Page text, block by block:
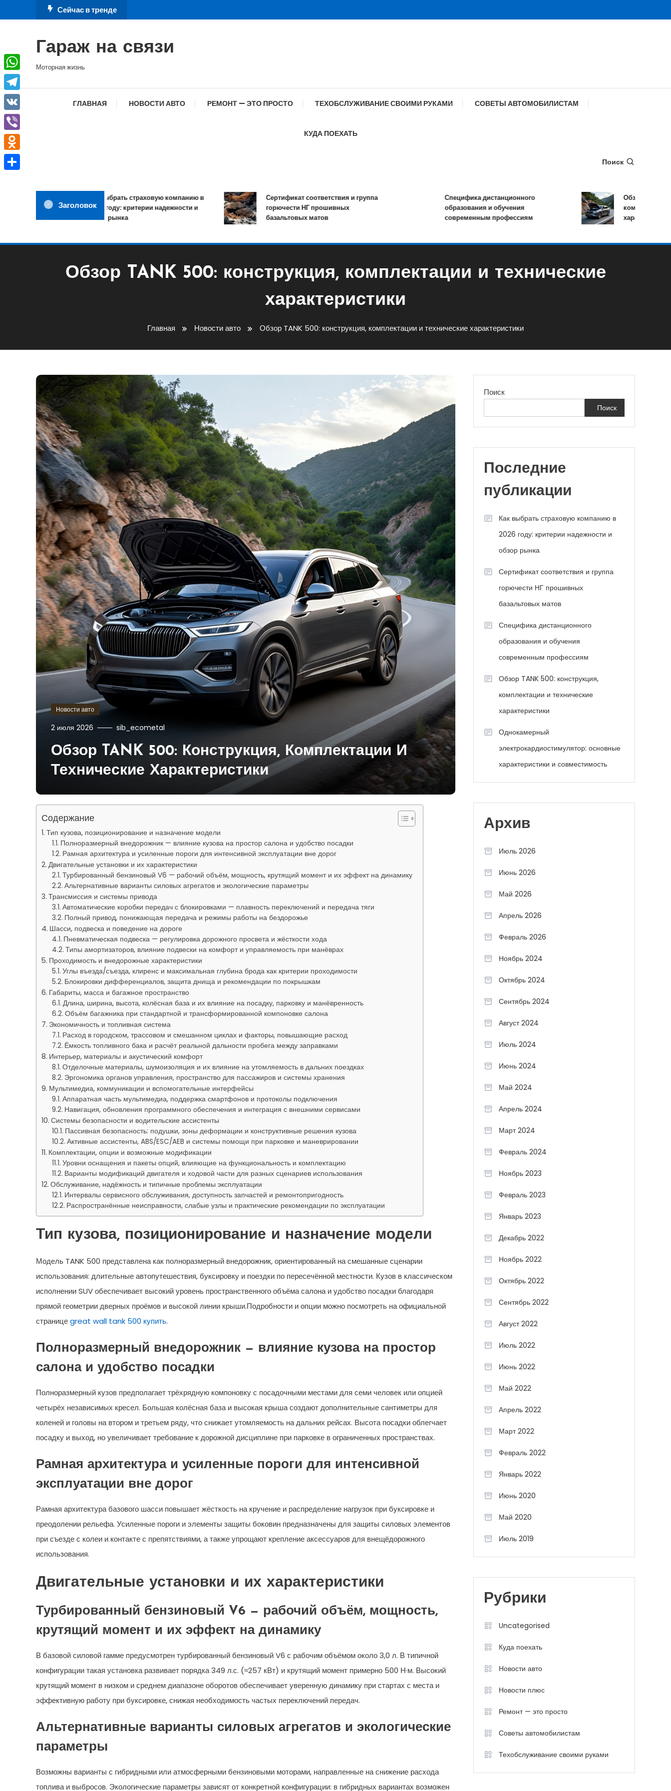
к
Сейчас в тренде
Гараж на связи
Моторная жизнь
ГЛАВНАЯ НОВОСТИ АВТО РЕМОНТ — ЭТО ПРОСТО ТЕХОБСЛУЖИВАНИЕ СВОИМИ РУКАМИ СОВЕТЫ АВТОМОБИЛИСТАМ
КУДА ПОЕХАТЬ
Поиск
Заголовок
Как выбрать страховую компанию в
2026 году: критерии надежности и
обзор рынка
Сертификат соответствия и группа
горючести НГ прошивных
базальтовых матов
Специфика дистанционного
образования и обучения
современным профессиям
Обзор TANK 500:
комплектации и
характеристики
Обзор TANK 500: конструкция, комплектации и технические
характеристики
Главная Новости авто Обзор TANK 500: конструкция, комплектации и технические характеристики
Новости авто
2 июля 2026 sib_ecometal
Обзор TANK 500: Конструкция, Комплектации И
Технические Характеристики
Содержание
Тип кузова, позиционирование и назначение модели
Полноразмерный внедорожник — влияние кузова на простор салона и удобство посадки
Рамная архитектура и усиленные пороги для интенсивной эксплуатации вне дорог
Двигательные установки и их характеристики
Турбированный бензиновый V6 — рабочий объём, мощность, крутящий момент и их эффект на динамику
Альтернативные варианты силовых агрегатов и экологические параметры
Трансмиссия и системы привода
Автоматические коробки передач с блокировками — плавность переключений и передача тяги
Полный привод, понижающая передача и режимы работы на бездорожье
Шасси, подвеска и поведение на дороге
Пневматическая подвеска — регулировка дорожного просвета и жёсткости хода
Типы амортизаторов, влияние подвески на комфорт и управляемость при манёврах
Проходимость и внедорожные характеристики
Углы въезда/съезда, клиренс и максимальная глубина брода как критерии проходимости
Блокировки дифференциалов, защита днища и рекомендации по покрышкам
Габариты, масса и багажное пространство
Длина, ширина, высота, колёсная база и их влияние на посадку, парковку и манёвренность
Объём багажника при стандартной и трансформированной компоновке салона
Экономичность и топливная система
Расход в городском, трассовом и смешанном циклах и факторы, повышающие расход
Ёмкость топливного бака и расчёт реальной дальности пробега между заправками
Интерьер, материалы и акустический комфорт
Отделочные материалы, шумоизоляция и их влияние на утомляемость в дальних поездках
Эргономика органов управления, пространство для пассажиров и системы хранения
Мультимедиа, коммуникации и вспомогательные интерфейсы
Аппаратная часть мультимедиа, поддержка смартфонов и протоколы подключения
Навигация, обновления программного обеспечения и интеграция с внешними сервисами
Системы безопасности и водительские ассистенты
Пассивная безопасность: подушки, зоны деформации и конструктивные решения кузова
Активные ассистенты, ABS/ESC/AEB и системы помощи при парковке и маневрировании
Комплектации, опции и возможные модификации
Уровни оснащения и пакеты опций, влияющие на функциональность и комплектацию
Варианты модификаций двигателя и ходовой части для разных сценариев использования
Обслуживание, надёжность и типичные проблемы эксплуатации
Интервалы сервисного обслуживания, доступность запчастей и ремонтопригодность
Распространённые неисправности, слабые узлы и практические рекомендации по эксплуатации
Тип кузова, позиционирование и назначение модели
Модель TANK 500 представлена как полноразмерный внедорожник, ориентированный на смешанные сценарии
использования: длительные автопутешествия, буксировку и поездки по пересечённой местности. Кузов в классическом
исполнении SUV обеспечивает высокий уровень пространственного объёма салона и удобство посадки благодаря
прямой геометрии дверных проёмов и высокой линии крыши.Подробности и опции можно посмотреть на официальной
страницеgreat wall tank 500 купить.
Полноразмерный внедорожник — влияние кузова на простор
салона и удобство посадки
Полноразмерный кузов предполагает трёхрядную компоновку с посадочными местами для семи человек или опцией
четырёх независимых кресел. Большая колёсная база и высокая крыша создают дополнительные сантиметры для
коленей и головы на втором и третьем ряду, что снижает утомляемость на дальних рейсах. Высота посадки облегчает
посадку и выход, но увеличивает требование к дорожной дисциплине при парковке в ограниченных пространствах.
Рамная архитектура и усиленные пороги для интенсивной
эксплуатации вне дорог
Рамная архитектура базового шасси повышает жёсткость на кручение и распределение нагрузок при буксировке и
преодолении рельефа. Усиленные пороги и элементы защиты боковин предназначены для защиты силовых элементов
при съезде с колеи и контакте с препятствиями, а также упрощают крепление аксессуаров для внещёдорожного
использования.
Двигательные установки и их характеристики
Турбированный бензиновый V6 — рабочий объём, мощность,
крутящий момент и их эффект на динамику
В базовой силовой гамме предусмотрен турбированный бензиновый V6 с рабочим объёмом около 3,0 л. В типичной
конфигурации такая установка развивает порядка 349 л.с. (≈257 кВт) и крутящий момент примерно 500 Н·м. Высокий
крутящий момент в низком и среднем диапазоне оборотов обеспечивает уверенную динамику при стартах с места и
эффективную работу при буксировке, снижая необходимость частых переключений передач.
Альтернативные варианты силовых агрегатов и экологические
параметры
Возможны варианты с гибридными или атмосферными бензиновыми моторами, направленные на снижение расхода
топлива и выбросов. Экологические параметры зависят от конкретной конфигурации: в гибридных вариантах возможен
Поиск
Поиск
Последние
публикации
Как выбрать страховую компанию в
2026 году: критерии надежности и
обзор рынка
Сертификат соответствия и группа
горючести НГ прошивных
базальтовых матов
Специфика дистанционного
образования и обучения
современным профессиям
Обзор TANK 500: конструкция,
комплектации и технические
характеристики
Однокамерный
электрокардиостимулятор: основные
характеристики и совместимость
Архив
Июль 2026
Июнь 2026
Май 2026
Апрель 2026
Февраль 2026
Ноябрь 2024
Октябрь 2024
Сентябрь 2024
Август 2024
Июль 2024
Июнь 2024
Май 2024
Апрель 2024
Март 2024
Февраль 2024
Ноябрь 2023
Февраль 2023
Январь 2023
Декабрь 2022
Ноябрь 2022
Октябрь 2022
Сентябрь 2022
Август 2022
Июль 2022
Июнь 2022
Май 2022
Апрель 2022
Март 2022
Февраль 2022
Январь 2022
Июнь 2020
Май 2020
Июль 2019
Рубрики
Uncategorised
Куда поехать
Новости авто
Новости плюс
Ремонт — это просто
Советы автомобилистам
Техобслуживание своими руками
WhatsApp
Telegram
VK
Viber
Odnoklassniki